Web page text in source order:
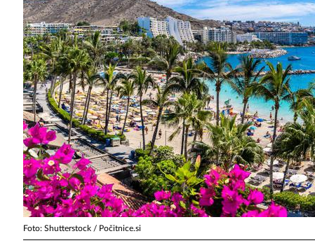
Foto: Shutterstock / Počitnice.si